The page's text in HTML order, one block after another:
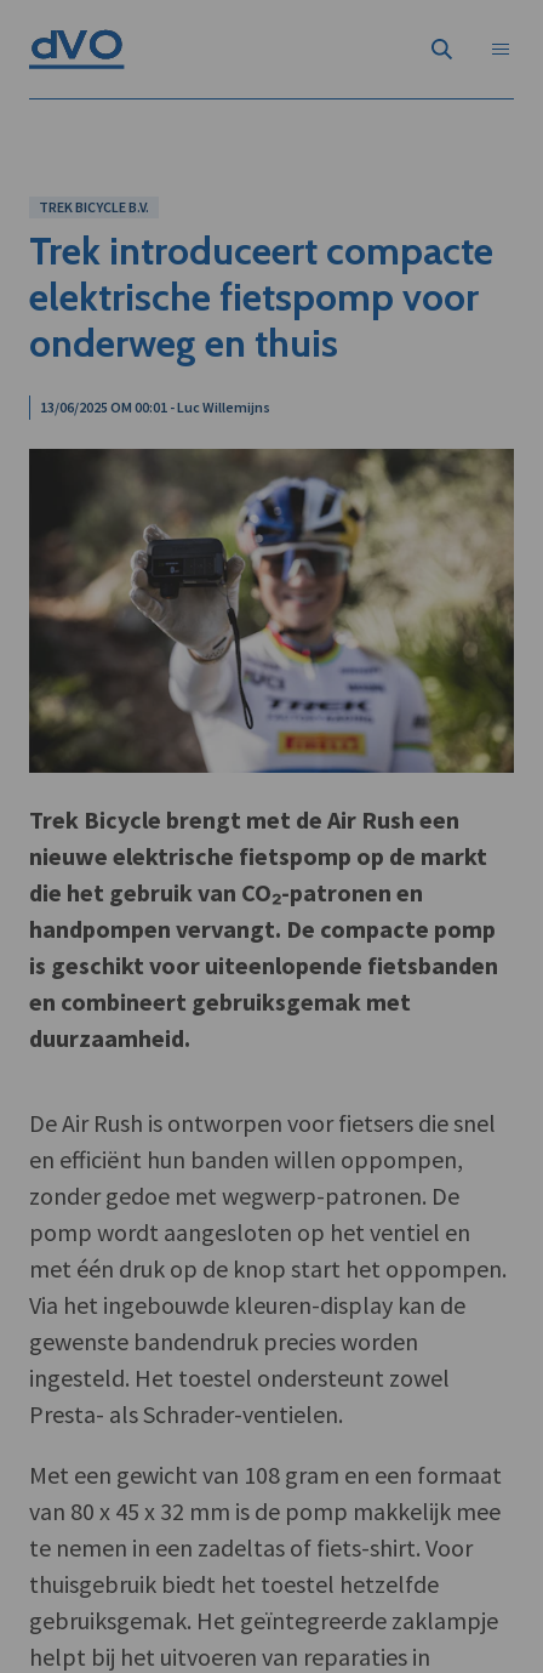
TREK BICYCLE B.V.
Trek introduceert compacte
elektrische fietspomp voor
onderweg en thuis
13/06/2025 OM 00:01 - Luc Willemijns
Trek Bicycle brengt met de Air Rush een
nieuwe elektrische fietspomp op de markt
die het gebruik van CO₂-patronen en
handpompen vervangt. De compacte pomp
is geschikt voor uiteenlopende fietsbanden
en combineert gebruiksgemak met
duurzaamheid.
De Air Rush is ontworpen voor fietsers die snel
en efficiënt hun banden willen oppompen,
zonder gedoe met wegwerp-patronen. De
pomp wordt aangesloten op het ventiel en
met één druk op de knop start het oppompen.
Via het ingebouwde kleuren-display kan de
gewenste bandendruk precies worden
ingesteld. Het toestel ondersteunt zowel
Presta- als Schrader-ventielen.
Met een gewicht van 108 gram en een formaat
van 80 x 45 x 32 mm is de pomp makkelijk mee
te nemen in een zadeltas of fiets-shirt. Voor
thuisgebruik biedt het toestel hetzelfde
gebruiksgemak. Het geïntegreerde zaklampje
helpt bij het uitvoeren van reparaties in